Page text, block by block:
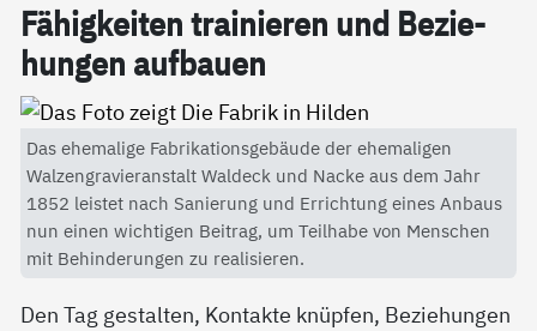
Fähig­kei­ten trai­nie­ren und Be­zie­
hun­gen auf­bau­en
Das ehemalige Fabrikationsgebäude der ehemaligen
Walzengravieranstalt Waldeck und Nacke aus dem Jahr
1852 leistet nach Sanierung und Errichtung eines Anbaus
nun einen wichtigen Beitrag, um Teilhabe von Menschen
mit Behinderungen zu realisieren.
Den Tag gestalten, Kontakte knüpfen, Beziehungen